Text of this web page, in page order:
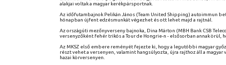
alakjai voltak a magyar kerékpársportnak.
Az időfutambajnok Pelikán János (Team United Shipping) autoimmun
hónapban újfent edzésmunkát végezhet és ott lehet majd a rajtnál.
Az országúti mezőnyverseny bajnoka, Dina Márton (MBH Bank CSB
versenyzőként fehér trikós a Tour de Hongrie-n - elsősorban annak örül,
Az MKSZ első embere reményét fejezte ki, hogy a legutóbbi magyar
részt vehet a versenyen, valamint hangsúlyozta, újra rajthoz áll a
hazai körversenyen.